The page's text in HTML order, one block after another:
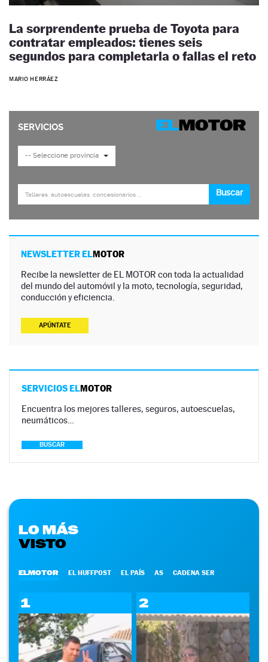
La sorprendente prueba de Toyota para
contratar empleados: tienes seis
segundos para completarla o fallas el reto
MARIO HERRÁEZ
NEWSLETTER ELMOTOR
Recibe la newsletter de EL MOTOR con toda la actualidad
del mundo del automóvil y la moto, tecnología, seguridad,
conducción y eficiencia.
APÚNTATE
SERVICIOS ELMOTOR
Encuentra los mejores talleres, seguros, autoescuelas,
neumáticos…
BUSCAR
LO MÁS
VISTO
ELMOTOR EL HUFFPOST EL PAÍS AS CADENA SER
1 2